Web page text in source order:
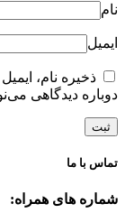
نام
ایمیل
ذخیره نام،
دوباره دیدگاهی
تماس با ما
شماره های همراه: